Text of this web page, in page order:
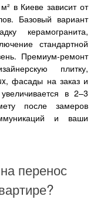
в Киеве зависит от
Базовый вариант
керамогранита,
стандартной
Премиум-ремонт
плитку,
фасады на заказ и
в 2–3
после замеров
и ваши
перенос